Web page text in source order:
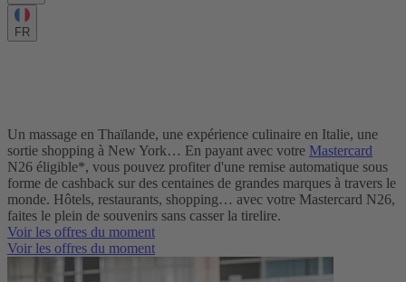
FR
Un massage en Thaïlande, une expérience culinaire en Italie, une
sortie shopping à New York… En payant avec votre Mastercard
N26 éligible*, vous pouvez profiter d'une remise automatique sous
forme de cashback sur des centaines de grandes marques à travers le
monde. Hôtels, restaurants, shopping… avec votre Mastercard N26,
faites le plein de souvenirs sans casser la tirelire.
Voir les offres du moment
Voir les offres du moment